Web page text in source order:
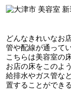
どんなきれいなお
管や配線が通って
こちらは美容室の
お店の床をこのよ
給排水やガス管な
置することができ